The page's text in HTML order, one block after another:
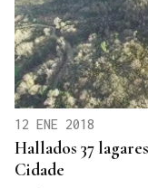
12 ENE 2018
Hallados 37
Cidade